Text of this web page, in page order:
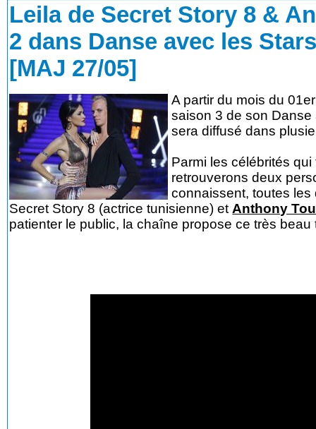
Leila de Secret Story 8 &
2 dans Danse avec les
[MAJ 27/05]
A partir du mois du
saison 3 de son
sera diffusé dans
Parmi les célébrités
retrouverons deux
connaissent, toutes
Secret Story 8 (actrice tunisienne) et Anthony
patienter le public, la chaîne propose ce très beau